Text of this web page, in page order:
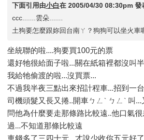
下面引用由小白在 2005/04/30 08:30pm 發
ccc.......雲朵.......
土狗要怎麼跟妳回台南ㄚ？狗狗可以坐火車
坐統聯的啦....狗要買100元的票
還好牠很給面子啦...關在紙箱裡都沒叫
我給牠偷渡的啦...沒買票...
不過我半夜三點出來招計程車...招到一
司機頭髮又長又捲..開車ㄅㄥˋ ㄅㄥˋ 叫
問他為什麼要走那條路比較遠..他口氣
過...不知道那條比較遠
車錢多了三四十元...才說少收你五元好了